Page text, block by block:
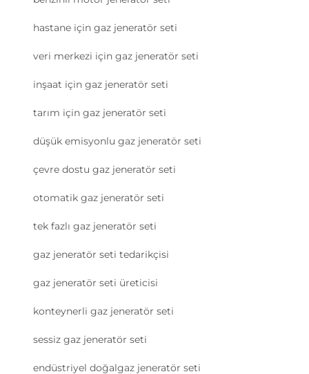
hastane için gaz jeneratör seti
veri merkezi için gaz jeneratör seti
inşaat için gaz jeneratör seti
tarım için gaz jeneratör seti
düşük emisyonlu gaz jeneratör seti
çevre dostu gaz jeneratör seti
otomatik gaz jeneratör seti
tek fazlı gaz jeneratör seti
gaz jeneratör seti tedarikçisi
gaz jeneratör seti üreticisi
konteynerli gaz jeneratör seti
sessiz gaz jeneratör seti
endüstriyel doğalgaz jeneratör seti